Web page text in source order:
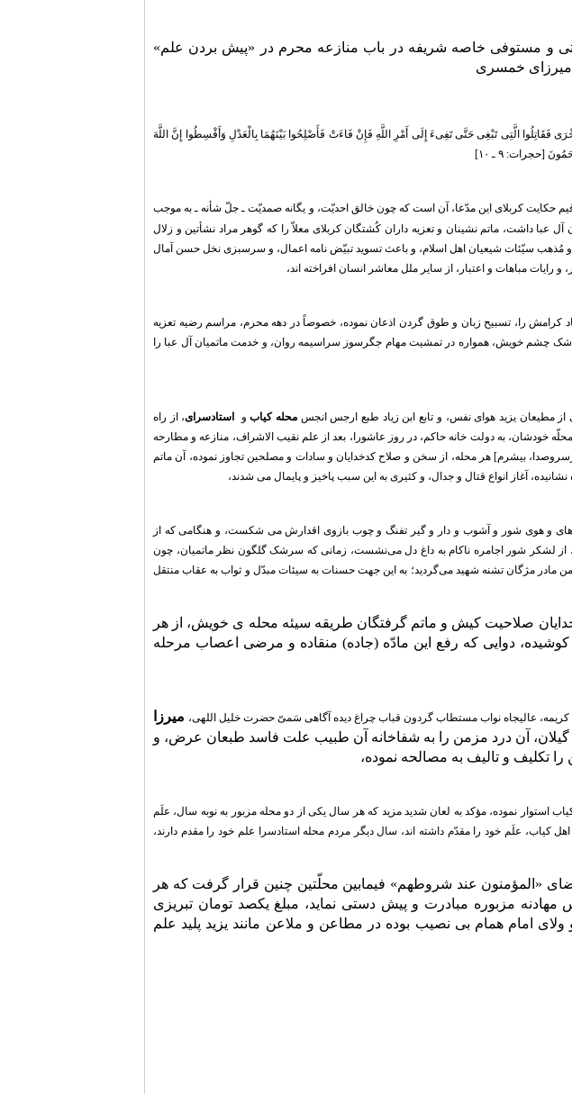
و مستوفی خاصه شریفه در باب منازعه محرم در «پیش بردن علم»
خمسری
فَقَاتِلُوا الَّتِی تَبْغِی حَتَّى تَفِیءَ إِلَى أَمْرِ اللَّهِ فَإِنْ فَاءَتْ فَأَصْلِحُوا بَیْنَهُمَا بِالْعَدْلِ وَأَقْسِطُوا إِنَّ اللَّهَ
[حجرات: ۹ ـ ۱۰]
کربلای این مدّعا، آن است که چون خالق احدیّت، و یگانه صمدیّت ـ جلّ شأنه ـ به موجب
عبا داشت، ماتم نشینان و تعزیه داران کُشتگان کربلای معلاّ را که گوهر مراد نشأتین و زلال
سیّئات شیعیان اهل اسلام، و باعث تسوید تبیّض نامه اعمال، و سرسبزی نخل حسن آمال
مباهات و اعتبار، از سایر ملل معاشر انسان افراخته اند،
کرامش را، تسبیح زبان و طوق گردن اذعان نموده، خصوصاً در دهه محرم، مراسم رضیه تعزیه
اشک چشم خویش، همواره در تمشیت مهام جگرسوز سراسیمه روان، و خدمت ماتمیان آل عبا را
محله کیابو استادسرای، از راه
خودشان، به دولت خانه حاکم، در روز عاشورا، بعد از علم نقیب الاشراف، منازعه و مطارحه
پرسروصدا، بیشرم] هر محله، از سخن و صلاح کدخدایان و سادات و مصلحین تجاوز نموده، آن ماتم
نشانیده، آغاز انواع قتال و جدال، و کثیری به این سبب پاخیز و پایمال می شدند،
های و هوی شور و آشوب و دار و گیر تفنگ و چوب بازوی اقدارش می شکست، و هنگامی که از
از لشکر شور اجامره ناکام به داغ دل مینشست، زمانی که سرشک گلگون نظر ماتمیان، چون
مادر مژگان تشنه شهید میگردید؛ به این جهت حسنات به سیئات مبدّل و ثواب به عقاب منتقل
صلاحیت کیش و ماتم گرفتگان طریقه سیئه محله ی خویش، از هر
کوشیده، دوایی که رفع این مادّه (جاده) منقاده و مرضی اعصاب مرحله
عالیجاه نواب مستطاب گردون قباب چراغ دیده آگاهی سَمیّ حضرت خلیل اللهی، میرزا
آن درد مزمن را به شفاخانه آن طبیب علت فاسد طبعان عرض، و
تکلیف و تالیف به مصالحه نموده،
استوار نموده، مؤکد به لعان شدید مزید که هر سال یکی از دو محله مزبور به نوبه سال، علَم
خود را مقدّم بر آن دیگر داشته، چنانچه سال حال که سیچقان ئیل سنه ۱۱۴۵ اهل کیاب، علَم خود را مقدّم داشته اند، سال دیگر مردم محله استادسرا علم خود را مقدم دارند،
«المؤمنون عند شروطهم» فیمابین محلّتین چنین قرار گرفت که هر
مزبوره مبادرت و پیش دستی نماید، مبلغ یکصد تومان تبریزی
امام همام بی نصیب بوده در مطاعن و ملاعن مانند یزید پلید علم